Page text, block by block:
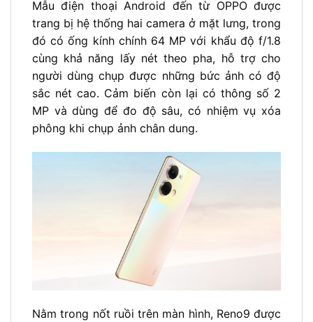
Mẫu điện thoại Android đến từ OPPO được
trang bị hệ thống hai camera ở mặt lưng, trong
đó có ống kính chính 64 MP với khẩu độ f/1.8
cùng khả năng lấy nét theo pha, hỗ trợ cho
người dùng chụp được những bức ảnh có độ
sắc nét cao. Cảm biến còn lại có thông số 2
MP và dùng để đo độ sâu, có nhiệm vụ xóa
phông khi chụp ảnh chân dung.
Nằm trong nốt ruồi trên màn hình, Reno9 được